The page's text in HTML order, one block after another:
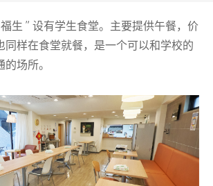
生 ” 设有学生食堂。主要提供午餐，价
同样在食堂就餐，是一个可以和学校的
场所。